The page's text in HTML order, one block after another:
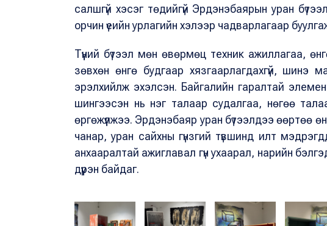
салшгүй хэсэг төдийгүй Эрдэнэбаярын уран
орчин үеийн урлагийн хэлээр чадварлагаар
Түүний бүтээл мөн өвөрмөц техник ажиллагаа,
зөвхөн өнгө будгаар хязгаарлагдахгүй, шинэ
эрэлхийлж эхэлсэн. Байгалийн гаралтай
шингээсэн нь нэг талаар судалгаа, нөгөө
өргөжүүлжээ. Эрдэнэбаяр уран бүтээлдээ өөртөө
чанар, уран сайхны гүнзгий түвшинд илт
анхааралтай ажиглавал гүн ухаарал, нарийн
дүүрэн байдаг.